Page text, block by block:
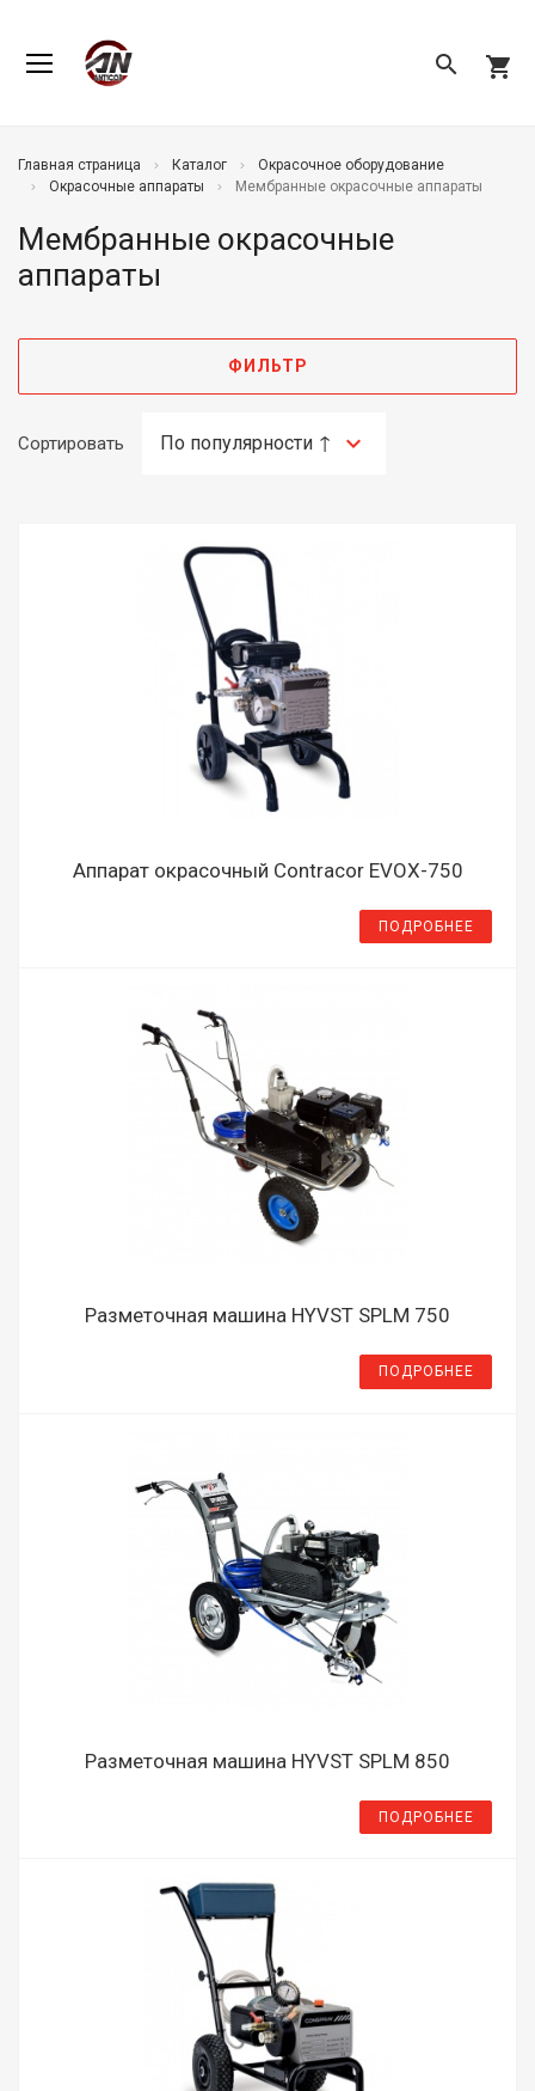
search shopping_cart
Главная страница Каталог
Окрасочное оборудование
Окрасочные аппараты
Мембранные окрасочные аппараты
Мембранные окрасочные
аппараты
ФИЛЬТР
Сортировать
Аппарат окрасочный Contracor EVOX-750
ПОДРОБНЕЕ
Разметочная машина HYVST SPLM 750
ПОДРОБНЕЕ
Разметочная машина HYVST SPLM 850
ПОДРОБНЕЕ